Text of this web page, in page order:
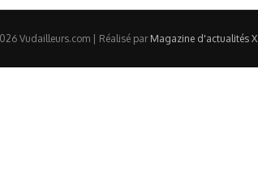
Vudailleurs.com | Réalisé par Magazine d'actualités X